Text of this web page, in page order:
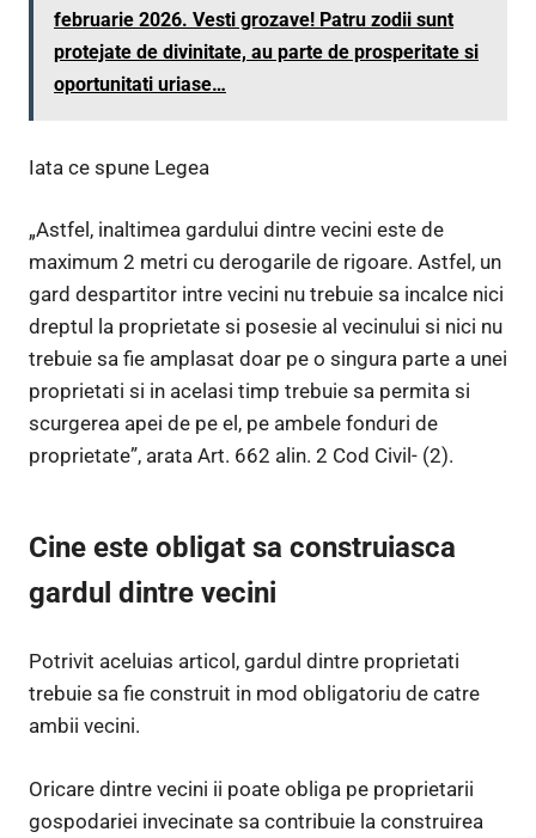
februarie 2026. Vesti grozave! Patru zodii sunt
protejate de divinitate, au parte de prosperitate si
oportunitati uriase…
Iata ce spune Legea
„Astfel, inaltimea gardului dintre vecini este de
maximum 2 metri cu derogarile de rigoare. Astfel, un
gard despartitor intre vecini nu trebuie sa incalce nici
dreptul la proprietate si posesie al vecinului si nici nu
trebuie sa fie amplasat doar pe o singura parte a unei
proprietati si in acelasi timp trebuie sa permita si
scurgerea apei de pe el, pe ambele fonduri de
proprietate”, arata Art. 662 alin. 2 Cod Civil- (2).
Cine este obligat sa construiasca
gardul dintre vecini
Potrivit aceluias articol, gardul dintre proprietati
trebuie sa fie construit in mod obligatoriu de catre
ambii vecini.
Oricare dintre vecini ii poate obliga pe proprietarii
gospodariei invecinate sa contribuie la construirea